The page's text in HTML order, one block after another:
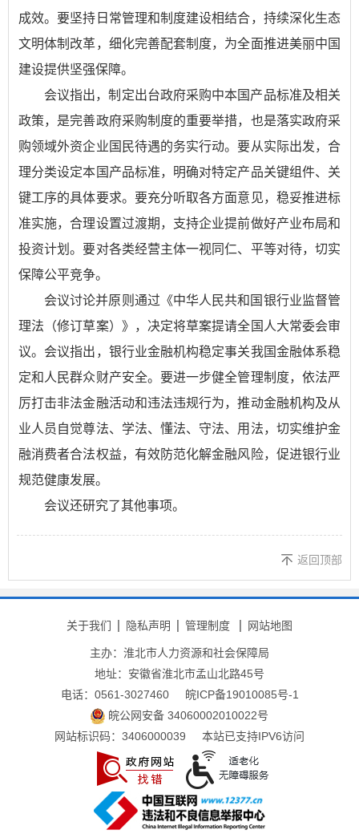
成效。要坚持日常管理和制度建设相结合，持续深化生态
文明体制改革，细化完善配套制度，为全面推进美丽中国
建设提供坚强保障。
会议指出，制定出台政府采购中本国产品标准及相关
政策，是完善政府采购制度的重要举措，也是落实政府采
购领域外资企业国民待遇的务实行动。要从实际出发，合
理分类设定本国产品标准，明确对特定产品关键组件、关
键工序的具体要求。要充分听取各方面意见，稳妥推进标
准实施，合理设置过渡期，支持企业提前做好产业布局和
投资计划。要对各类经营主体一视同仁、平等对待，切实
保障公平竞争。
会议讨论并原则通过《中华人民共和国银行业监督管
理法（修订草案）》，决定将草案提请全国人大常委会审
议。会议指出，银行业金融机构稳定事关我国金融体系稳
定和人民群众财产安全。要进一步健全管理制度，依法严
厉打击非法金融活动和违法违规行为，推动金融机构及从
业人员自觉尊法、学法、懂法、守法、用法，切实维护金
融消费者合法权益，有效防范化解金融风险，促进银行业
规范健康发展。
会议还研究了其他事项。
返回顶部
关于我们 隐私声明 管理制度 网站地图
主办：淮北市人力资源和社会保障局
地址：安徽省淮北市孟山北路45号
电话：0561-3027460
皖ICP备19010085号-1
皖公网安备 34060002010022号
网站标识码：3406000039
本站已支持IPV6访问